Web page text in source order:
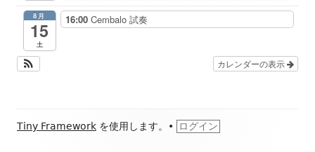
8月
15
土
16:00 Cembalo 試奏
カレンダーの表示
フ
Tiny Framework を使用します。 • ログイン